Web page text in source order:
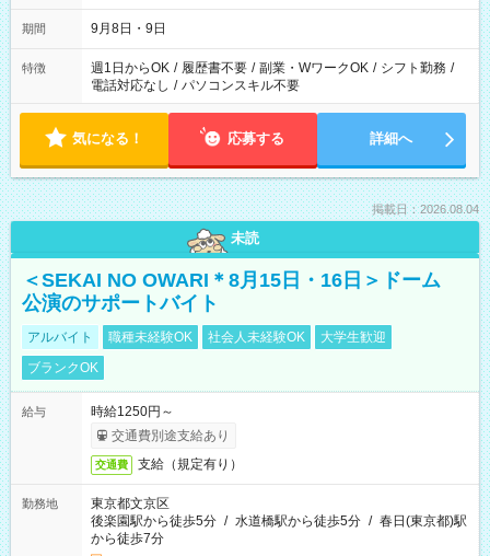
時間は変更となる可能性があります
期間 9月8日・9日
特徴 週1日からOK / 履歴書不要 / 副業・WワークOK / シフト勤務 /
電話対応なし / パソコンスキル不要
気になる！ 応募する 詳細へ
掲載日：2026.08.04
未読
＜SEKAI NO OWARI＊8月15日・16日＞ドーム
公演のサポートバイト
アルバイト 職種未経験OK 社会人未経験OK
大学生歓迎
ブランクOK
給与
時給1250円～
交通費別途支給あり
交通費 支給（規定有り）
勤務地
東京都文京区
後楽園駅から徒歩5分 / 水道橋駅から徒歩5分 / 春日(東京都)駅
から徒歩7分